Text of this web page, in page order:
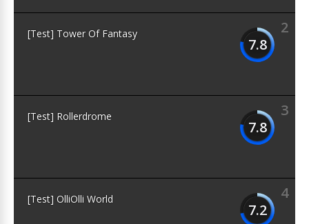
2
7.8
[Test] Tower Of Fantasy
3
7.8
[Test] Rollerdrome
4
7.2
[Test] OlliOlli World